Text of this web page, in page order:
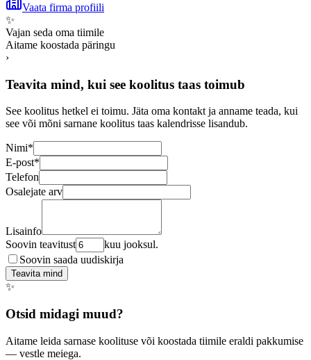
Vaata firma profiili
✨
Vajan seda oma tiimile
Aitame koostada päringu
›
Teavita mind, kui see koolitus taas toimub
See koolitus hetkel ei toimu. Jäta oma kontakt ja anname teada, kui
see või mõni sarnane koolitus taas kalendrisse lisandub.
Nimi*
E-post*
Telefon
Osalejate arv
Lisainfo
Soovin teavitust
kuu jooksul.
Soovin saada uudiskirja
Teavita mind
✨
Otsid midagi muud?
Aitame leida sarnase koolituse või koostada tiimile eraldi pakkumise
— vestle meiega.